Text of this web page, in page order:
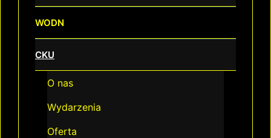
WODN
CKU
O nas
Wydarzenia
Oferta